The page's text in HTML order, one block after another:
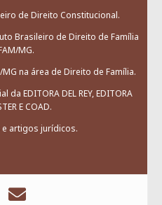
de Direito Constitucional.
Brasileiro de Direito de Família
MG.
na área de Direito de Família.
EDITORA DEL REY, EDITORA
E COAD.
artigos jurídicos.